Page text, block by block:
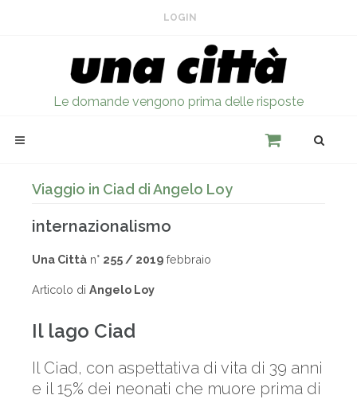
LOGIN
Le domande vengono prima delle risposte
Viaggio in Ciad di Angelo Loy
internazionalismo
Una Città n° 255 / 2019 febbraio
Articolo di Angelo Loy
Il lago Ciad
Il Ciad, con aspettativa di vita di 39 anni
e il 15% dei neonati che muore prima di